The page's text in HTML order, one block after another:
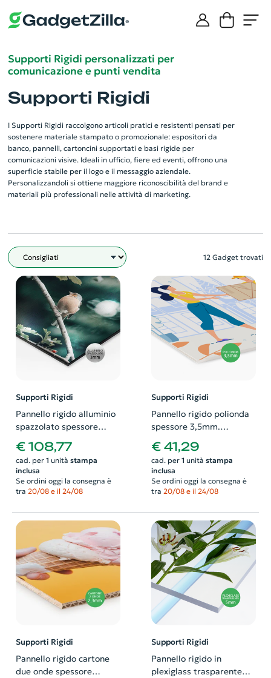
Supporti Rigidi personalizzati per
comunicazione e punti vendita
Supporti Rigidi
I Supporti Rigidi raccolgono articoli pratici e resistenti pensati per
sostenere materiale stampato o promozionale: espositori da
banco, pannelli, cartoncini supportati e basi rigide per
comunicazioni visive. Ideali in ufficio, fiere ed eventi, offrono una
superficie stabile per il logo e il messaggio aziendale.
Personalizzandoli si ottiene maggiore riconoscibilità del brand e
materiali più professionali nelle attività di marketing.
Filtro 12 Gadget trovati
Supporti Rigidi
Pannello rigido alluminio
spazzolato spessore
3mm. Possibilità di
richiedere anche il
progetto grafico
€ 108,77
cad. per 1 unità stampa
inclusa
Se ordini oggi la consegna è
tra 20/08 e il 24/08
Supporti Rigidi
Pannello rigido polionda
spessore 3,5mm.
Possibilità di richiedere
anche il progetto grafico
€ 41,29
cad. per 1 unità stampa
inclusa
Se ordini oggi la consegna è
tra 20/08 e il 24/08
Supporti Rigidi
Pannello rigido cartone
due onde spessore
Supporti Rigidi
Pannello rigido in
plexiglass trasparente